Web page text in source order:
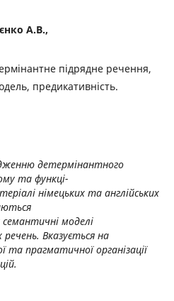
А.В.,
підрядне речення,
предикативність.
детермінантного
та функці-
німецьких та англійських
моделі
Вказується на
та прагматичної організації